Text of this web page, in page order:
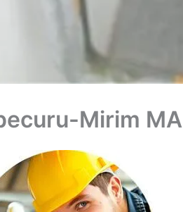
Mirim MA